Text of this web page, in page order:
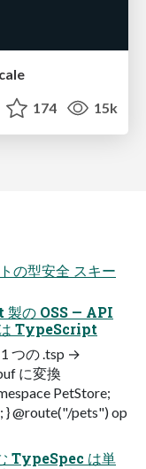
174 15k
の型安全 スキー
の OSS — API
は TypeScript
つの .tsp →
に変換
PetStore;
} @route("/pets") op
TypeSpec は単